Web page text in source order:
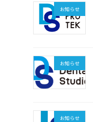
お知らせ
お知らせ
お知らせ